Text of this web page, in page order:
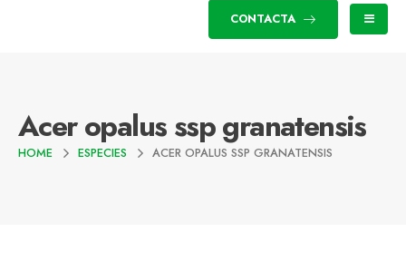
CONTACTA
Acer opalus ssp granatensis
HOME ESPECIES ACER OPALUS SSP GRANATENSIS